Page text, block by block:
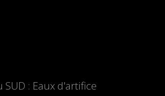
: Eaux d'artifice